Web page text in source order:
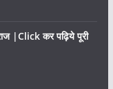
|Click कर पढ़िये पूरी